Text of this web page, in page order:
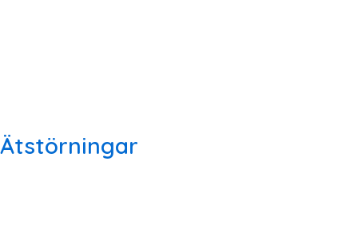
Ätstörningar